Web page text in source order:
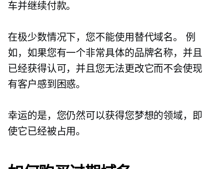
车并继续付款。
在极少数情况下，您不能使用替代域名。 例
如，如果您有一个非常具体的品牌名称，并且
已经获得认可，并且您无法更改它而不会使现
有客户感到困惑。
幸运的是，您仍然可以获得您梦想的领域，即
使它已经被占用。